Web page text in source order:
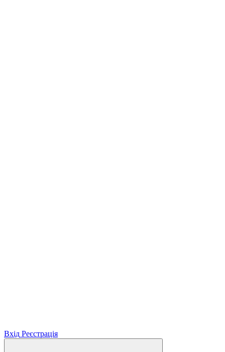
Вхід Реєстрація